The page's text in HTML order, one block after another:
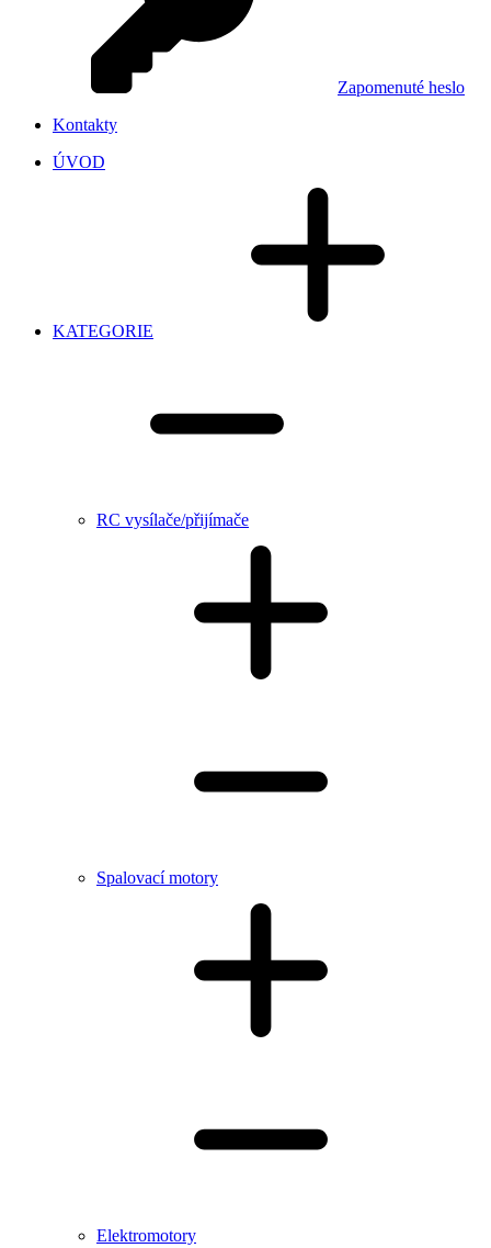
Zapomenuté heslo
Kontakty
ÚVOD
KATEGORIE
RC vysílače/přijímače
Spalovací motory
Elektromotory